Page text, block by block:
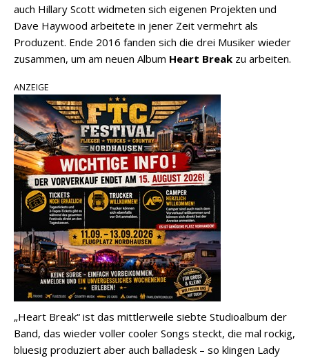
auch Hillary Scott widmeten sich eigenen Projekten und
Dave Haywood arbeitete in jener Zeit vermehrt als
Produzent. Ende 2016 fanden sich die drei Musiker wieder
zusammen, um am neuen Album Heart Break zu arbeiten.
ANZEIGE
„Heart Break“ ist das mittlerweile siebte Studioalbum der
Band, das wieder voller cooler Songs steckt, die mal rockig,
bluesig produziert aber auch balladesk – so klingen Lady